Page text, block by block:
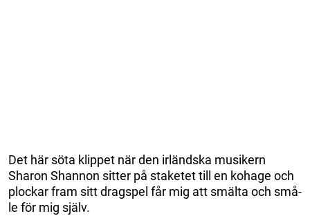
Det här söta klippet när den irländska musikern
Sharon Shannon sitter på staketet till en kohage och
plockar fram sitt dragspel får mig att smälta och små-
le för mig själv.